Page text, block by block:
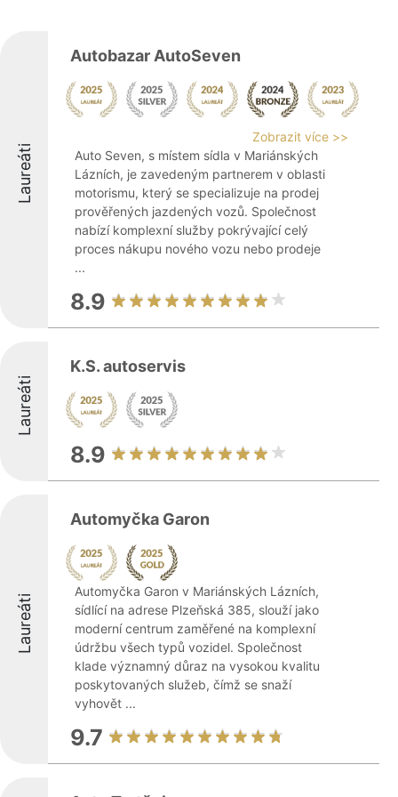
Laureáti
Autobazar AutoSeven
Zobrazit více >>
Auto Seven, s místem sídla v Mariánských
Lázních, je zavedeným partnerem v oblasti
motorismu, který se specializuje na prodej
prověřených jazdených vozů. Společnost
nabízí komplexní služby pokrývající celý
proces nákupu nového vozu nebo prodeje
...
8.9
Laureáti
K.S. autoservis
8.9
Laureáti
Automyčka Garon
Automyčka Garon v Mariánských Lázních,
sídlící na adrese Plzeňská 385, slouží jako
moderní centrum zaměřené na komplexní
údržbu všech typů vozidel. Společnost
klade významný důraz na vysokou kvalitu
poskytovaných služeb, čímž se snaží
vyhovět ...
9.7